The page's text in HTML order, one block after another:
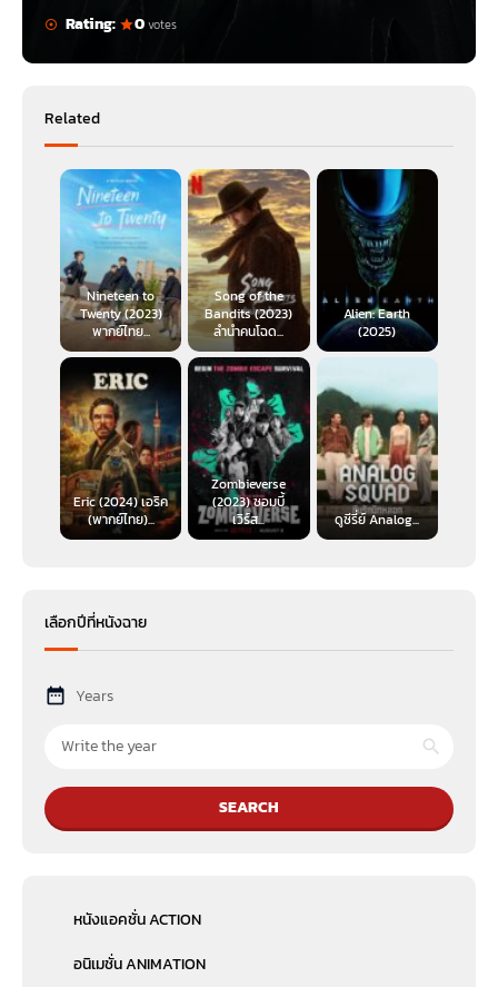
ของคนรับใช้ของลอร์ดแห่งแบล็กเฮเวน เขาไม่มีที่ดินหรือยศถาบรรดาศักดิ์ใน
ครอบครอง ทั้งหมดที่เขามีคือเกียรติยศและทักษะล้ำเลิศในการใช้ดาบ
ที่ได้รับความไว้ใจที่สุดของ เจ้าชายเดมอน ทาร์แกเรียน ทายาทแห่งบัลลังก์
Rating:
0votes
Related
Nineteen to
Twenty (2023)
พากย์ไทย...
Song of the
Bandits (2023)
ลำนำคนโฉด...
Alien: Earth
(2025)
Eric (2024) เอริค
(พากย์ไทย)...
Zombieverse
(2023) ซอมบี้
เวิร์ส...
ดูซีรี่ย์ Analog...
เลือกปีที่หนังฉาย
Years
SEARCH
หนังแอคชั่น ACTION
อนิเมชั่น ANIMATION